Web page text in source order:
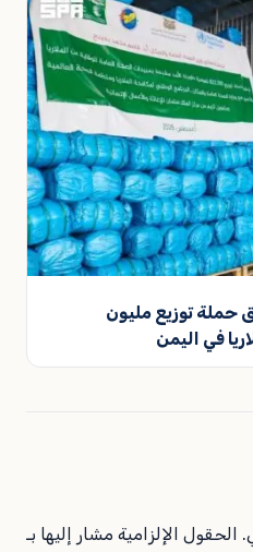
حملة توزيع مليون
في اليمن
الحقول الإلزامية مشار إليها بـ